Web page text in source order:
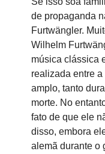
de propaganda
Furtwängler.
Wilhelm
música clássica
realizada entre
amplo, tanto
morte. No
fato de que ele
disso, embora
alemã durante o